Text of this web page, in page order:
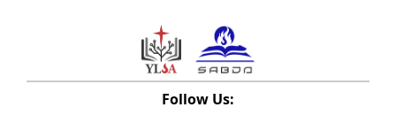
Follow Us: